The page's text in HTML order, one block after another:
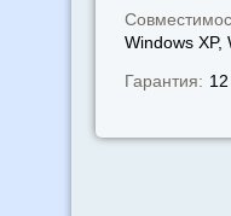
Windows XP,
Гарантия: